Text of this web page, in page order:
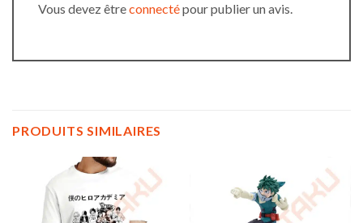
Vous devez êtreconnectépour publier un avis.
PRODUITS SIMILAIRES